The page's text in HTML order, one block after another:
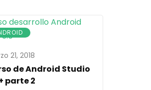
21, 2018
de Android Studio
parte 2